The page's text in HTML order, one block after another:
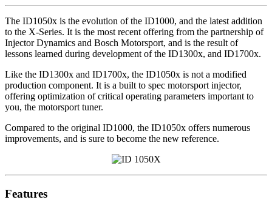
The ID1050x is the evolution of the ID1000, and the latest addition
to the X-Series. It is the most recent offering from the partnership of
Injector Dynamics and Bosch Motorsport, and is the result of
lessons learned during development of the ID1300x, and ID1700x.
Like the ID1300x and ID1700x, the ID1050x is not a modified
production component. It is a built to spec motorsport injector,
offering optimization of critical operating parameters important to
you, the motorsport tuner.
Compared to the original ID1000, the ID1050x offers numerous
improvements, and is sure to become the new reference.
Features